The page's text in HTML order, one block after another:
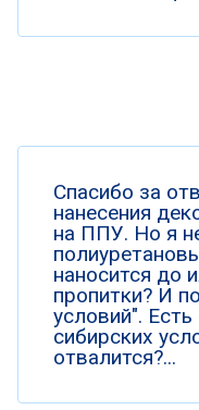
Спасибо за
нанесения
на ППУ. Но я
наносится до
пропитки? И
условий".
сибирских
отвалится?...